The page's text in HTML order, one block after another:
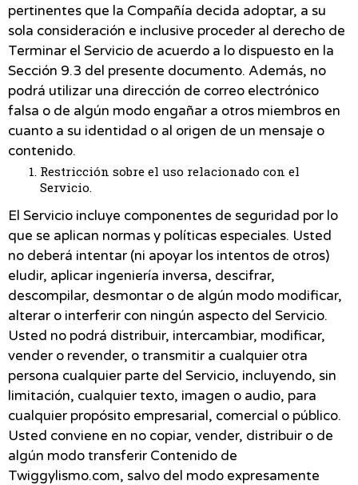
pertinentes que la Compañía decida adoptar, a su
sola consideración e inclusive proceder al derecho de
Terminar el Servicio de acuerdo a lo dispuesto en la
Sección 9.3 del presente documento. Además, no
podrá utilizar una dirección de correo electrónico
falsa o de algún modo engañar a otros miembros en
cuanto a su identidad o al origen de un mensaje o
contenido.
Restricción sobre el uso relacionado con el
Servicio.
El Servicio incluye componentes de seguridad por lo
que se aplican normas y políticas especiales. Usted
no deberá intentar (ni apoyar los intentos de otros)
eludir, aplicar ingeniería inversa, descifrar,
descompilar, desmontar o de algún modo modificar,
alterar o interferir con ningún aspecto del Servicio.
Usted no podrá distribuir, intercambiar, modificar,
vender o revender, o transmitir a cualquier otra
persona cualquier parte del Servicio, incluyendo, sin
limitación, cualquier texto, imagen o audio, para
cualquier propósito empresarial, comercial o público.
Usted conviene en no copiar, vender, distribuir o de
algún modo transferir Contenido de
Twiggylismo.com, salvo del modo expresamente